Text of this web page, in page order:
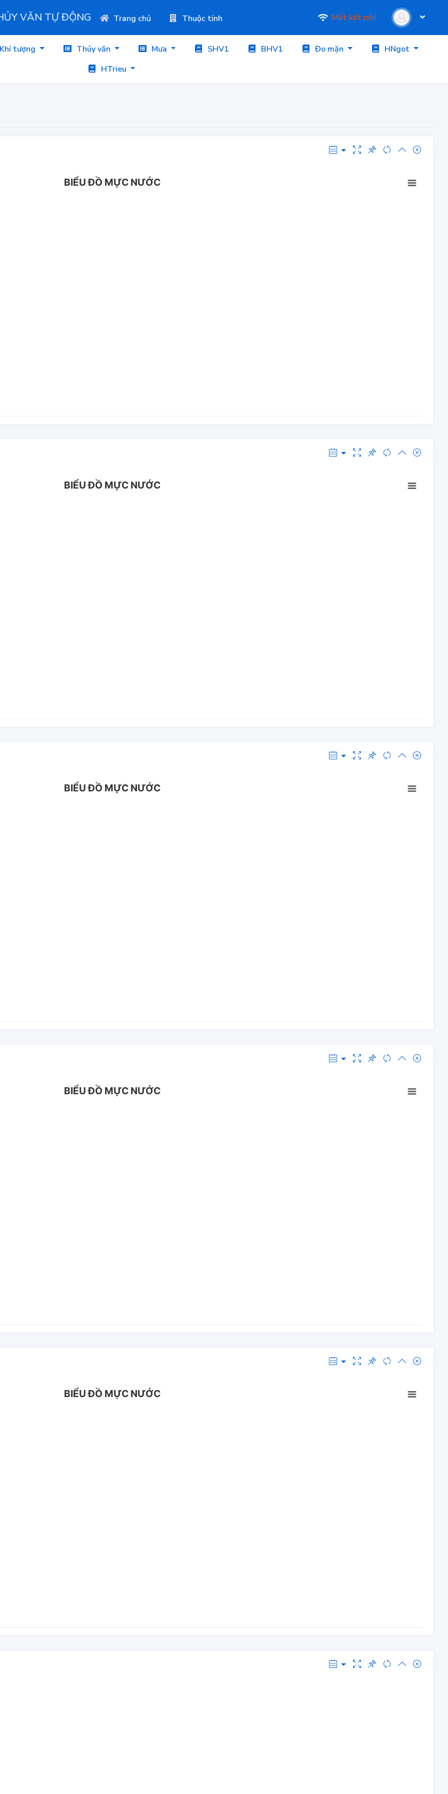
VĂN TỰ ĐỘNG Trang chủ Thuộc tính Mất kết nối!
Khí tượng Thủy văn Mưa SHV1 BHV1 Đo mặn
HNgot
HTrieu
BIỂU ĐỒ MỰC NƯỚC
BIỂU ĐỒ MỰC NƯỚC
BIỂU ĐỒ MỰC NƯỚC
BIỂU ĐỒ MỰC NƯỚC
BIỂU ĐỒ MỰC NƯỚC